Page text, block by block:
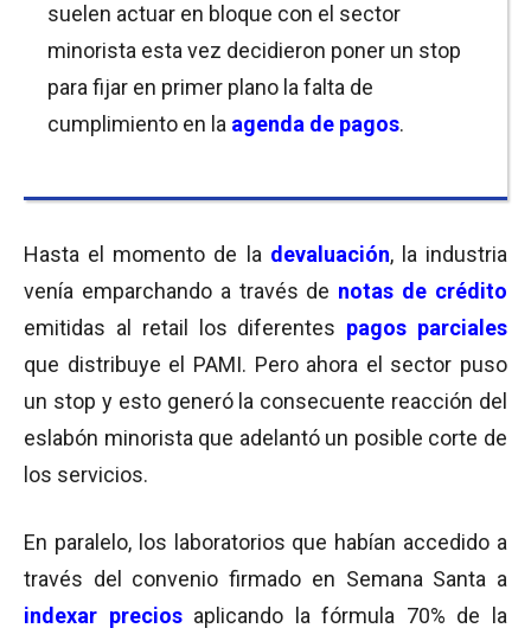
suelen actuar en bloque con el sector
minorista esta vez decidieron poner un stop
para fijar en primer plano la falta de
cumplimiento en la agenda de pagos.
Hasta el momento de la devaluación, la industria
venía emparchando a través de notas de crédito
emitidas al retail los diferentes pagos parciales
que distribuye el PAMI. Pero ahora el sector puso
un stop y esto generó la consecuente reacción del
eslabón minorista que adelantó un posible corte de
los servicios.
En paralelo, los laboratorios que habían accedido a
través del convenio firmado en Semana Santa a
indexar precios aplicando la fórmula 70% de la